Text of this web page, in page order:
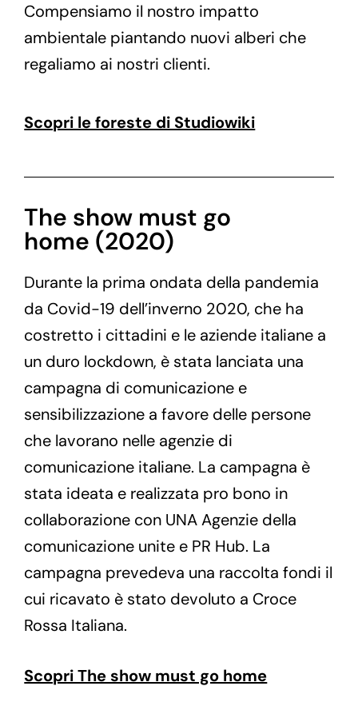
Compensiamo il nostro impatto
ambientale piantando nuovi alberi che
regaliamo ai nostri clienti.
Scopri le foreste di Studiowiki
The show must go
home (2020)
Durante la prima ondata della pandemia
da Covid-19 dell’inverno 2020, che ha
costretto i cittadini e le aziende italiane a
un duro lockdown, è stata lanciata una
campagna di comunicazione e
sensibilizzazione a favore delle persone
che lavorano nelle agenzie di
comunicazione italiane. La campagna è
stata ideata e realizzata pro bono in
collaborazione con UNA Agenzie della
comunicazione unite e PR Hub. La
campagna prevedeva una raccolta fondi il
cui ricavato è stato devoluto a Croce
Rossa Italiana.
Scopri The show must go home